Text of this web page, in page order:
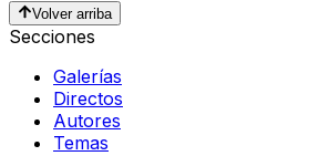
Volver arriba
Secciones
Galerías
Directos
Autores
Temas